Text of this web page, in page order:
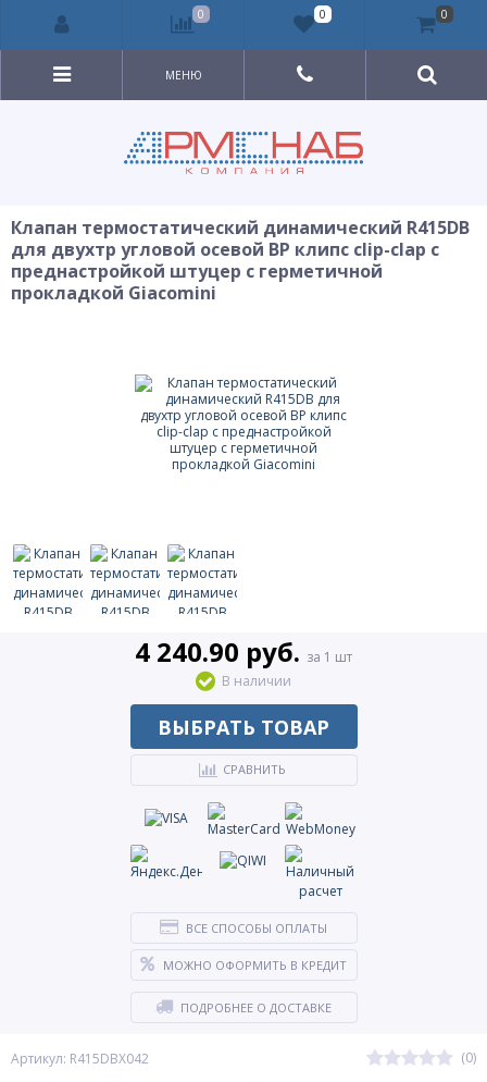
МЕНЮ
Клапан термостатический динамический R415DB
для двухтр угловой осевой ВР клипс clip-clap с
преднастройкой штуцер с герметичной
прокладкой Giacomini
Артикул: R415DBX042 (0)
4 240.90 руб. за 1 шт
В наличии
ВЫБРАТЬ ТОВАР
СРАВНИТЬ
ВСЕ СПОСОБЫ ОПЛАТЫ
МОЖНО ОФОРМИТЬ В КРЕДИТ
ПОДРОБНЕЕ О ДОСТАВКЕ
0 0 0